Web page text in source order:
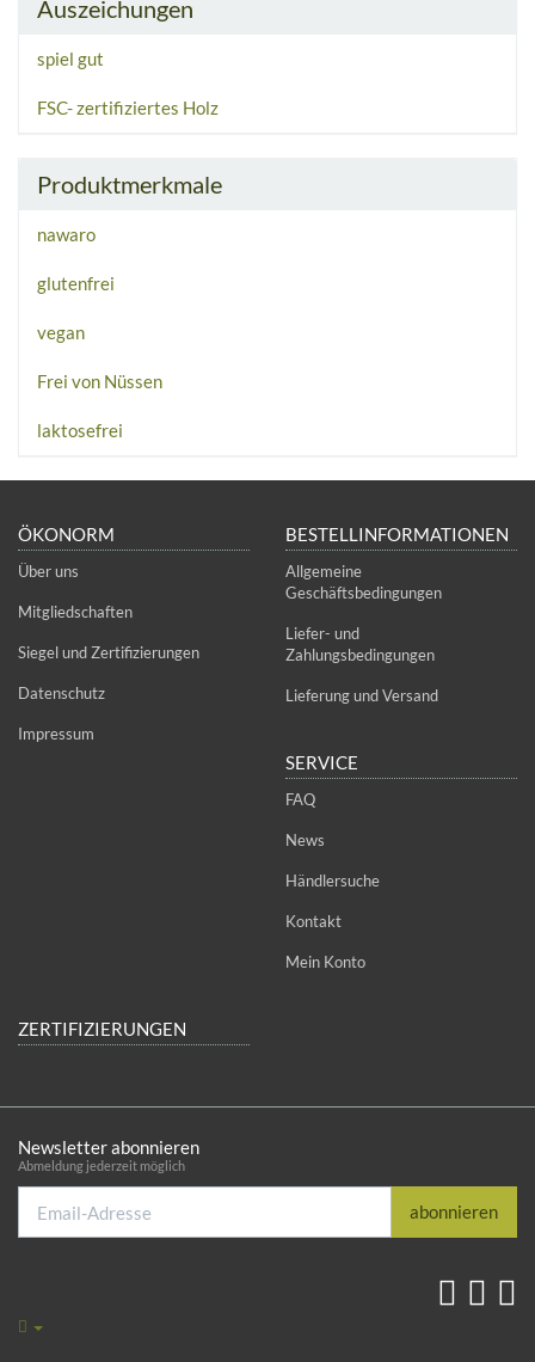
Auszeichungen
spiel gut
FSC- zertifiziertes Holz
Produktmerkmale
nawaro
glutenfrei
vegan
Frei von Nüssen
laktosefrei
ÖKONORM
Über uns
Mitgliedschaften
Siegel und Zertifizierungen
Datenschutz
Impressum
BESTELLINFORMATIONEN
Allgemeine
Geschäftsbedingungen
Liefer- und
Zahlungsbedingungen
Lieferung und Versand
SERVICE
FAQ
News
Händlersuche
Kontakt
Mein Konto
ZERTIFIZIERUNGEN
Newsletter abonnieren
Abmeldung jederzeit möglich
Adresse
abonnieren